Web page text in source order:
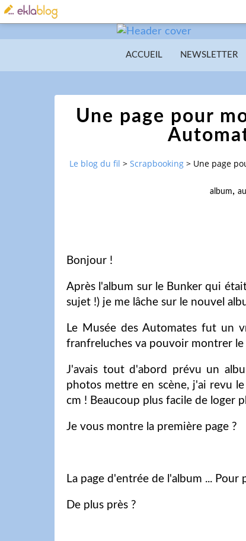
ACCUEIL NEWSLETTER
Une page pour
Le blog du fil > Scrapbooking > Une page
album,
Bonjour !
Après l'album sur le Bunker qui
sujet !) je me lâche sur le nouvel
Le Musée des Automates fut un
franfreluches va pouvoir montrer
J'avais tout d'abord prévu un
photos mettre en scène, j'ai revu
cm ! Beaucoup plus facile de loger
Je vous montre la première page ?
La page d'entrée de l'album ...
De plus près ?